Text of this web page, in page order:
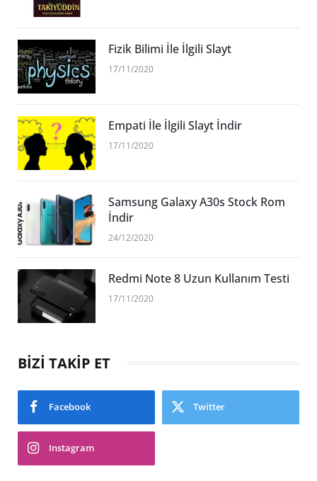
Fizik Bilimi İle İlgili Slayt
17/11/2020
Empati İle İlgili Slayt İndir
17/11/2020
Samsung Galaxy A30s Stock Rom
İndir
24/12/2020
Redmi Note 8 Uzun Kullanım Testi
17/11/2020
BİZİ TAKİP ET
Facebook Twitter
Instagram